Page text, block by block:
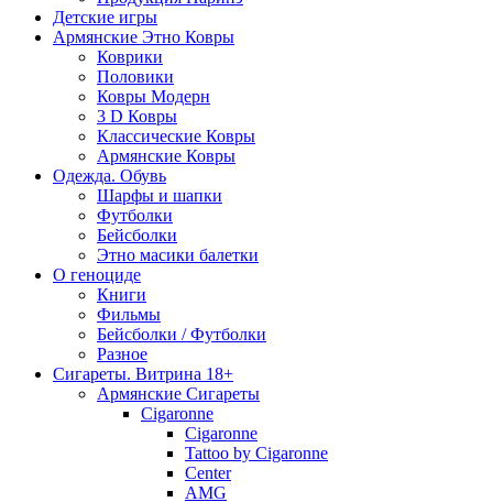
Детские игры
Армянские Этно Ковры
Коврики
Половики
Ковры Модерн
3 D Ковры
Классические Ковры
Армянские Ковры
Одежда. Обувь
Шарфы и шапки
Футболки
Бейсболки
Этно масики балетки
О геноциде
Книги
Фильмы
Бейсболки / Футболки
Разное
Сигареты. Витрина 18+
Армянские Сигареты
Cigaronne
Cigaronne
Tattoo by Cigaronne
Center
AMG